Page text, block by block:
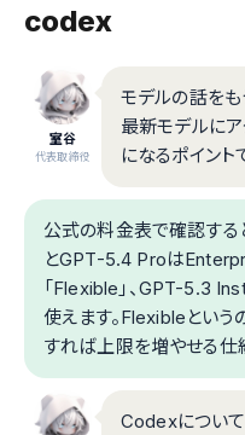
codex
室谷
代表取締役
モデルの話を
最新モデルにア
になるポイント
公式の料金表で確認す
とGPT-5.4 Proは
「Flexible」、GPT-5.3
使えます。Flexibleという
すれば上限を増やせる仕
Codexについて